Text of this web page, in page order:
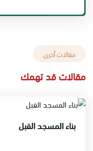
مقالات أخرى
مقالات قد تهمك
بناء المسجد القبل